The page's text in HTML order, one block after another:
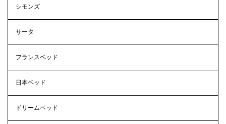
シモンズ
サータ
フランスベッド
日本ベッド
ドリームベッド